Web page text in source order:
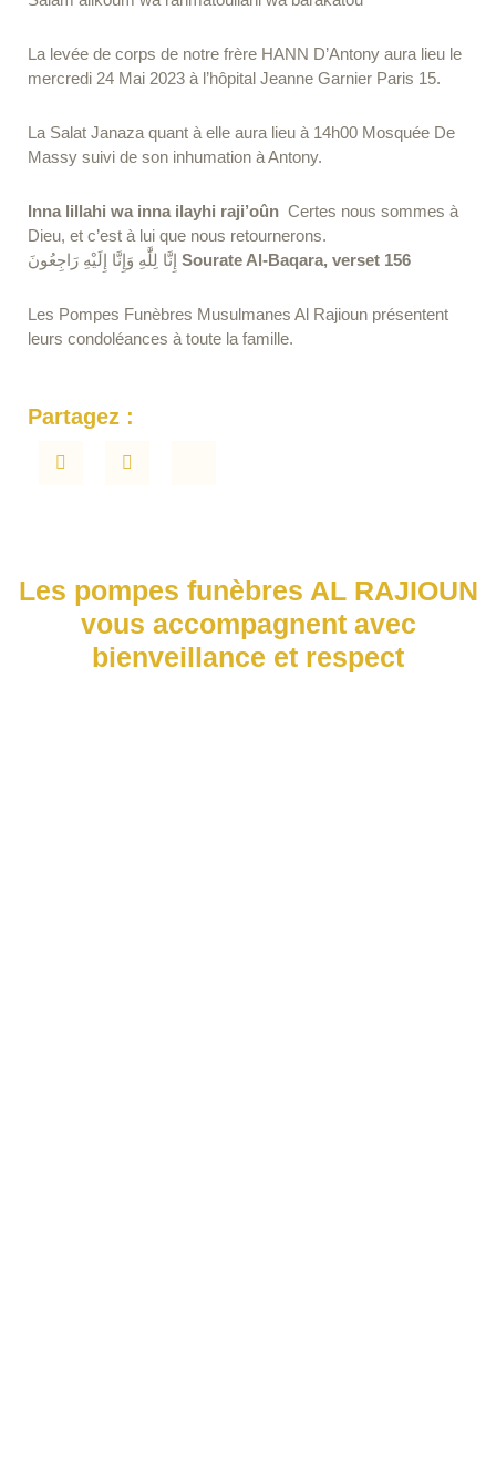
La levée de corps de notre frère HANN D’Antony aura lieu le
mercredi 24 Mai 2023 à l’hôpital Jeanne Garnier Paris 15.
La Salat Janaza quant à elle aura lieu à 14h00 Mosquée De
Massy suivi de son inhumation à Antony.
Inna lillahi wa inna ilayhi raji’oûn Certes nous sommes à
Dieu, et c’est à lui que nous retournerons.
Sourate Al-Baqara, verset 156
Les Pompes Funèbres Musulmanes Al Rajioun présentent
leurs condoléances à toute la famille.
Partagez :
Les pompes funèbres AL RAJIOUN
vous accompagnent avec
bienveillance et respect